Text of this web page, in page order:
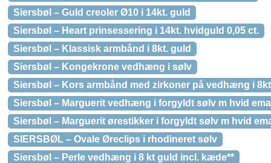
Siersbøl – Guld creoler Ø10 i 14kt. guld
Siersbøl – Heart prinsessering i 14kt. hvidguld 0,05 ct.
Siersbøl – Klassisk armbånd i 8kt. guld
Siersbøl – Kongekrone vedhæng i sølv
Siersbøl – Kors armbånd med zirkoner på vedhæng i
Siersbøl – Marguerit vedhæng i forgyldt sølv m hvid
Siersbøl – Marguerit ørestikker i forgyldt sølv m hvid
SIERSBØL – Ovale Øreclips i rhodineret sølv
Siersbøl – Perle vedhæng i 8 kt guld incl. kæde**